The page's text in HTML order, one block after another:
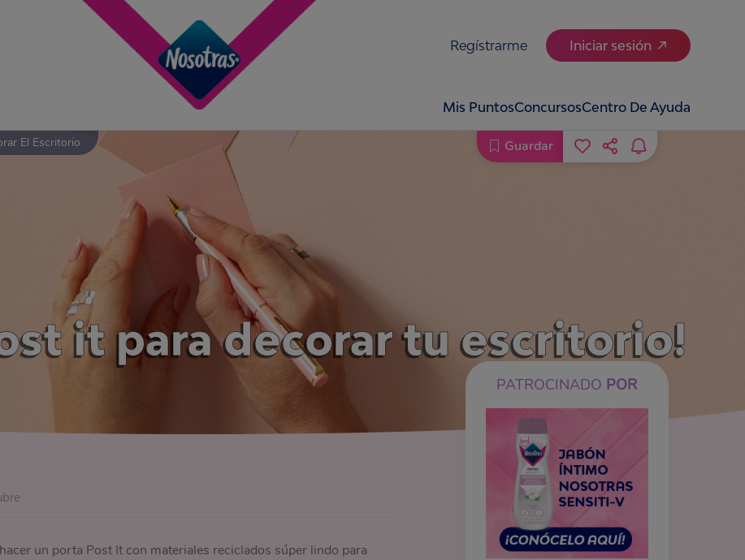
Regístrarme Iniciar sesión
Mis PuntosConcursosCentro De Ayuda
it para decorar tu escritorio!
PATROCINADO POR
El Escritorio Guardar
un porta Post It con materiales reciclados súper lindo para